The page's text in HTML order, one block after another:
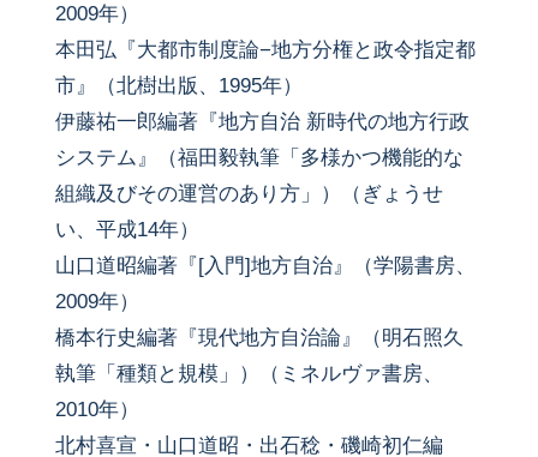
2009年）
本田弘『大都市制度論−地方分権と政令指定都
市』（北樹出版、1995年）
伊藤祐一郎編著『地方自治 新時代の地方行政
システム』（福田毅執筆「多様かつ機能的な
組織及びその運営のあり方」）（ぎょうせ
い、平成14年）
山口道昭編著『[入門]地方自治』（学陽書房、
2009年）
橋本行史編著『現代地方自治論』（明石照久
執筆「種類と規模」）（ミネルヴァ書房、
2010年）
北村喜宣・山口道昭・出石稔・磯崎初仁編